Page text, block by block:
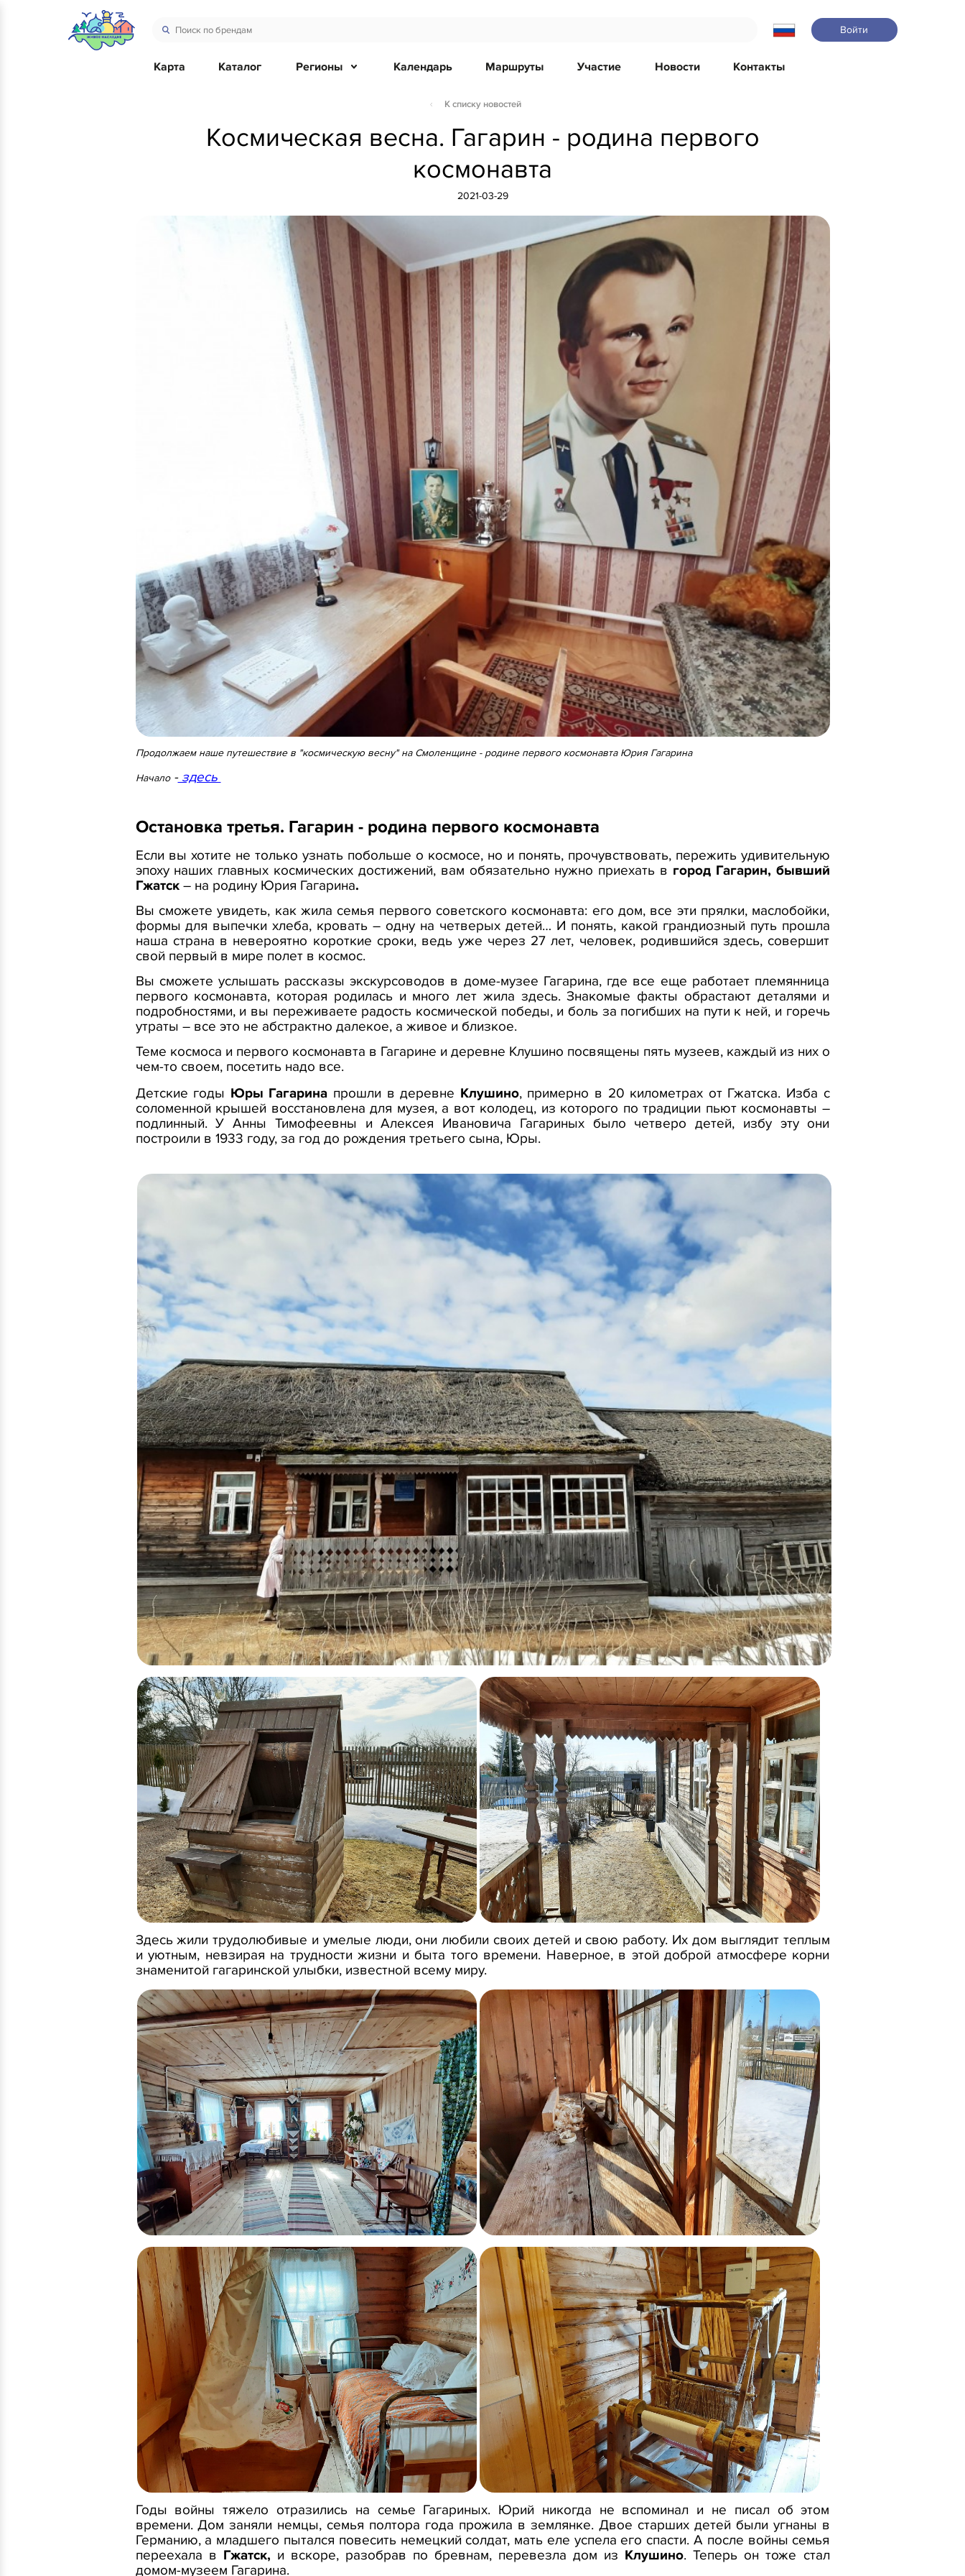
Войти
Карта Каталог Регионы Календарь Маршруты Участие Новости Контакты
К списку новостей
Космическая весна. Гагарин - родина первого
космонавта
2021-03-29
Продолжаем наше путешествие в "космическую весну" на Смоленщине - родине первого космонавта Юрия Гагарина
Начало-здесь
Остановка третья. Гагарин - родина первого космонавта
Если вы хотите не только узнать побольше о космосе, но и понять, прочувствовать, пережить удивительную
эпоху наших главных космических достижений, вам обязательно нужно приехать в город Гагарин, бывший
Гжатск – на родину Юрия Гагарина.
Вы сможете увидеть, как жила семья первого советского космонавта: его дом, все эти прялки, маслобойки,
формы для выпечки хлеба, кровать– одну на четверых детей… И понять, какой грандиозный путь прошла
наша страна в невероятно короткие сроки, ведь уже через 27 лет, человек, родившийся здесь, совершит
свой первый в мире полет в космос.
Вы сможете услышать рассказы экскурсоводов в доме-музее Гагарина, где все еще работает племянница
первого космонавта, которая родилась и много лет жила здесь. Знакомые факты обрастают деталями и
подробностями, и вы переживаете радость космической победы, и боль за погибших на пути к ней, и горечь
утраты – все это не абстрактно далекое, а живое и близкое.
Теме космоса и первого космонавта в Гагарине и деревне Клушино посвящены пять музеев, каждый из них о
чем-то своем, посетить надо все.
Детские годы Юры Гагарина прошли в деревне Клушино, примерно в 20 километрах от Гжатска. Изба с
соломенной крышей восстановлена для музея, а вот колодец, из которого по традиции пьют космонавты –
подлинный. У Анны Тимофеевны и Алексея Ивановича Гагариных было четверо детей, избу эту они
построили в 1933 году, за год до рождения третьего сына, Юры.
Здесь жили трудолюбивые и умелые люди, они любили своих детей и свою работу. Их дом выглядит теплым
и уютным, невзирая на трудности жизни и быта того времени. Наверное, в этой доброй атмосфере корни
знаменитой гагаринской улыбки, известной всему миру.
Годы войны тяжело отразились на семье Гагариных. Юрий никогда не вспоминал и не писал об этом
времени. Дом заняли немцы, семья полтора года прожила в землянке. Двое старших детей были угнаны в
Германию, а младшего пытался повесить немецкий солдат, мать еле успела его спасти. А после войны семья
переехала в Гжатск, и вскоре, разобрав по бревнам, перевезла дом из Клушино. Теперь он тоже стал
домом-музеем Гагарина.